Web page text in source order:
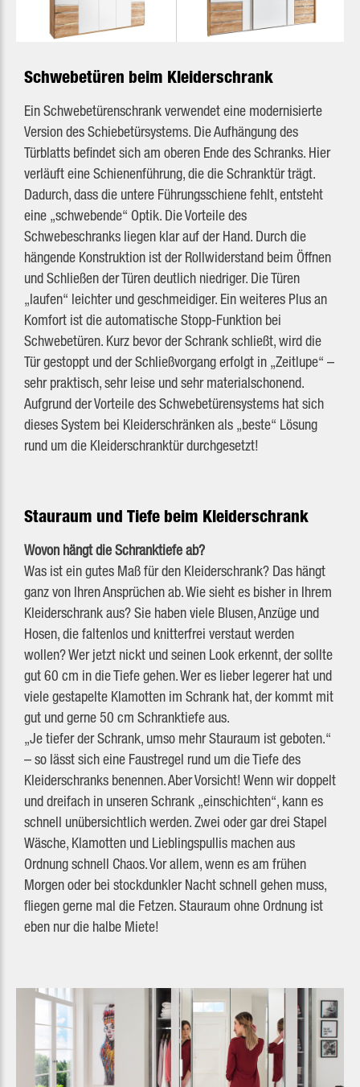
Schwebetüren beim Kleiderschrank
Ein Schwebetürenschrank verwendet eine modernisierte
Version des Schiebetürsystems. Die Aufhängung des
Türblatts befindet sich am oberen Ende des Schranks. Hier
verläuft eine Schienenführung, die die Schranktür trägt.
Dadurch, dass die untere Führungsschiene fehlt, entsteht
eine „schwebende“ Optik. Die Vorteile des
Schwebeschranks liegen klar auf der Hand. Durch die
hängende Konstruktion ist der Rollwiderstand beim Öffnen
und Schließen der Türen deutlich niedriger. Die Türen
„laufen“ leichter und geschmeidiger. Ein weiteres Plus an
Komfort ist die automatische Stopp-Funktion bei
Schwebetüren. Kurz bevor der Schrank schließt, wird die
Tür gestoppt und der Schließvorgang erfolgt in „Zeitlupe“ –
sehr praktisch, sehr leise und sehr materialschonend.
Aufgrund der Vorteile des Schwebetürensystems hat sich
dieses System bei Kleiderschränken als „beste“ Lösung
rund um die Kleiderschranktür durchgesetzt!
Stauraum und Tiefe beim Kleiderschrank
Wovon hängt die Schranktiefe ab?
Was ist ein gutes Maß für den Kleiderschrank? Das hängt
ganz von Ihren Ansprüchen ab. Wie sieht es bisher in Ihrem
Kleiderschrank aus? Sie haben viele Blusen, Anzüge und
Hosen, die faltenlos und knitterfrei verstaut werden
wollen? Wer jetzt nickt und seinen Look erkennt, der sollte
gut 60 cm in die Tiefe gehen. Wer es lieber legerer hat und
viele gestapelte Klamotten im Schrank hat, der kommt mit
gut und gerne 50 cm Schranktiefe aus.
„Je tiefer der Schrank, umso mehr Stauraum ist geboten.“
– so lässt sich eine Faustregel rund um die Tiefe des
Kleiderschranks benennen. Aber Vorsicht! Wenn wir doppelt
und dreifach in unseren Schrank „einschichten“, kann es
schnell unübersichtlich werden. Zwei oder gar drei Stapel
Wäsche, Klamotten und Lieblingspullis machen aus
Ordnung schnell Chaos. Vor allem, wenn es am frühen
Morgen oder bei stockdunkler Nacht schnell gehen muss,
fliegen gerne mal die Fetzen. Stauraum ohne Ordnung ist
eben nur die halbe Miete!